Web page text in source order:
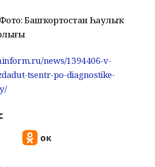
Башҡортостан Һаулыҡ
news/1394406-v-
tsentr-po-diagnostike-